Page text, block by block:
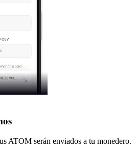
ATOM serán enviados a tu monedero.